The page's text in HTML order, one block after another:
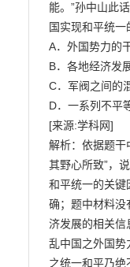
能。”孙中山此
国实现和平统
A．外国势力的
B．各地经济发
C．军阀之间的
D．一系列不平
[来源:学科网]
解析：依据题干
其野心所致”，
和平统一的关键
确；题中材料没
济发展的相关信
乱中国之外国势
之统一和平乃绝